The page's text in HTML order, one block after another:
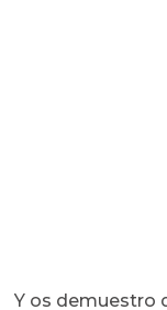
Y os demuestro